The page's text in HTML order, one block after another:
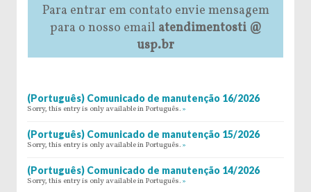
Para entrar em contato envie mensagem
para o nosso email atendimentosti @
usp.br
(Português) Comunicado de manutenção 16/2026
Sorry, this entry is only available in Português. »
(Português) Comunicado de manutenção 15/2026
Sorry, this entry is only available in Português. »
(Português) Comunicado de manutenção 14/2026
Sorry, this entry is only available in Português. »